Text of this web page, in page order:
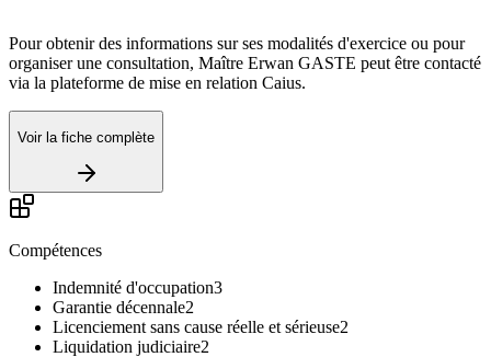
Pour obtenir des informations sur ses modalités d'exercice ou pour
organiser une consultation, Maître Erwan GASTE peut être contacté
via la plateforme de mise en relation Caius.
Voir la fiche complète
Compétences
Indemnité d'occupation3
Garantie décennale2
Licenciement sans cause réelle et sérieuse2
Liquidation judiciaire2